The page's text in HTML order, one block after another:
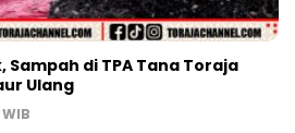
Sampah di TPA Tana Toraja
Ulang